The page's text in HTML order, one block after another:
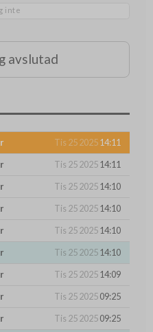
inte
avslutad
Tis 25 202514:11
Tis 25 202514:11
Tis 25 202514:10
Tis 25 202514:10
Tis 25 202514:10
Tis 25 202514:10
Tis 25 202514:09
Tis 25 202509:25
Tis 25 202509:25